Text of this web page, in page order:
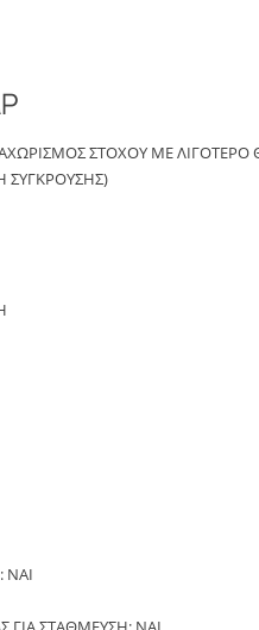
ΣΤΟΧΟΥ ΜΕ
ΣΥΓΚΡΟΥΣΗΣ)
ΝΑΙ